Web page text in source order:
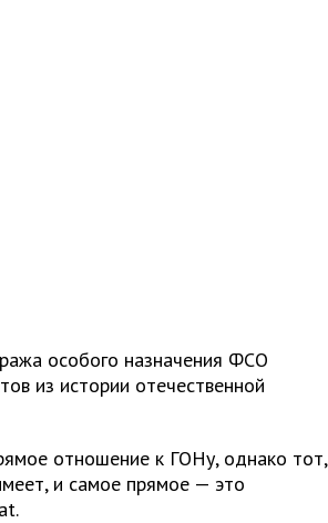
особого назначения ФСО
из истории отечественной
отношение к ГОНу, однако тот,
и самое прямое — это